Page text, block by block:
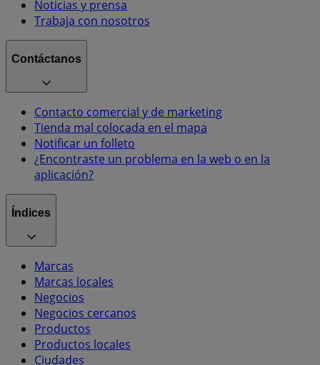
Noticias y prensa
Trabaja con nosotros
Contáctanos
Contacto comercial y de marketing
Tienda mal colocada en el mapa
Notificar un folleto
¿Encontraste un problema en la web o en la
aplicación?
Índices
Marcas
Marcas locales
Negocios
Negocios cercanos
Productos
Productos locales
Ciudades